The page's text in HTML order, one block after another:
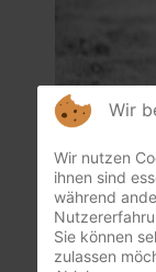
Ablauf:
- Zu
Wir
Wir nutzen
ihnen sind
während
Sie können
zulassen